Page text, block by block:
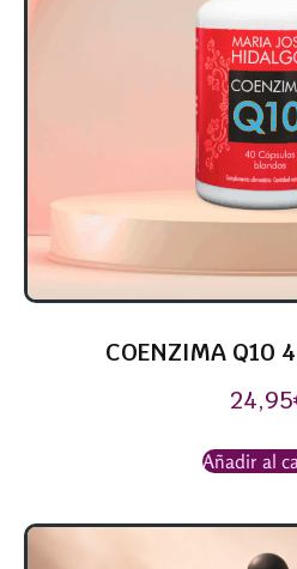
COENZIMA Q10
24,95
Añadir al